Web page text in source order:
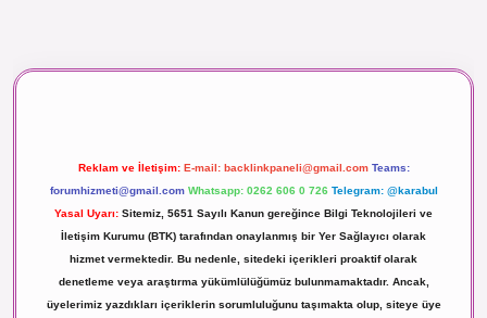
Reklam ve İletişim: E-mail: backlinkpaneli@gmail.com Teams:
forumhizmeti@gmail.com Whatsapp: 0262 606 0 726 Telegram: @karabul
Yasal Uyarı: Sitemiz, 5651 Sayılı Kanun gereğince Bilgi Teknolojileri ve
İletişim Kurumu (BTK) tarafından onaylanmış bir Yer Sağlayıcı olarak
hizmet vermektedir. Bu nedenle, sitedeki içerikleri proaktif olarak
denetleme veya araştırma yükümlülüğümüz bulunmamaktadır. Ancak,
üyelerimiz yazdıkları içeriklerin sorumluluğunu taşımakta olup, siteye üye